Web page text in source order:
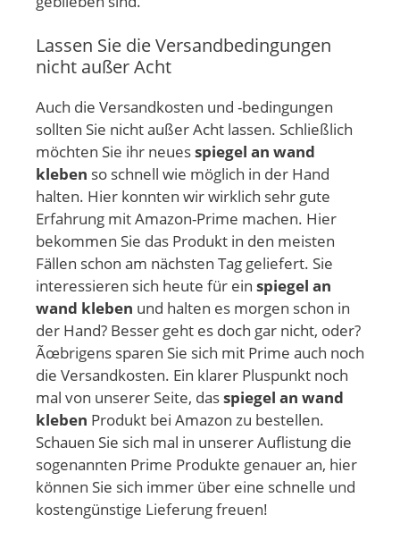
Lassen Sie die Versandbedingungen
nicht außer Acht
Auch die Versandkosten und -bedingungen
sollten Sie nicht außer Acht lassen. Schließlich
möchten Sie ihr neuesspiegel an wand
kleben so schnell wie möglich in der Hand
halten. Hier konnten wir wirklich sehr gute
Erfahrung mit Amazon-Prime machen. Hier
bekommen Sie das Produkt in den meisten
Fällen schon am nächsten Tag geliefert. Sie
interessieren sich heute für ein spiegel an
wand kleben und halten es morgen schon in
der Hand? Besser geht es doch gar nicht, oder?
Ãœbrigens sparen Sie sich mit Prime auch noch
die Versandkosten. Ein klarer Pluspunkt noch
mal von unserer Seite, dasspiegel an wand
kleben Produkt bei Amazon zu bestellen.
Schauen Sie sich mal in unserer Auflistung die
sogenannten Prime Produkte genauer an, hier
können Sie sich immer über eine schnelle und
kostengünstige Lieferung freuen!